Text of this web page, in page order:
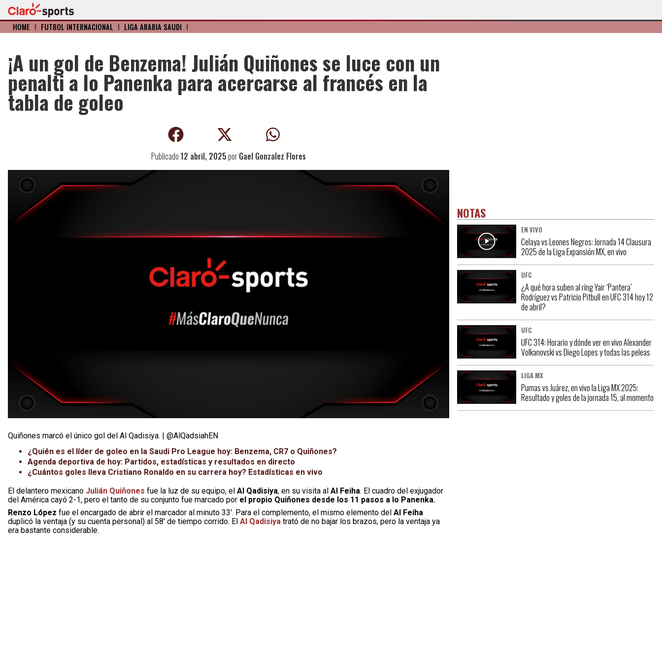
HOME I FÚTBOL INTERNACIONAL I LIGA ARABIA SAUDÍ I
¡A un gol de Benzema! Julián Quiñones se luce con un
penalti a lo Panenka para acercarse al francés en la
tabla de goleo
Publicado 12 abril, 2025porGael Gonzalez Flores
Quiñones marcó el único gol del Al Qadisiya. | @AlQadsiahEN
¿Quién es el líder de goleo en la Saudi Pro League hoy: Benzema, CR7 o Quiñones?
Agenda deportiva de hoy: Partidos, estadísticas y resultados en directo
¿Cuántos goles lleva Cristiano Ronaldo en su carrera hoy? Estadísticas en vivo
El delantero mexicano Julián Quiñones fue la luz de su equipo, el Al Qadisiya, en su visita al Al Feiha. El cuadro del exjugador
del América cayó 2-1, pero el tanto de su conjunto fue marcado por el propio Quiñones desde los 11 pasos a lo Panenka.
Renzo López fue el encargado de abrir el marcador al minuto 33′. Para el complemento, el mismo elemento del Al Feiha
duplicó la ventaja (y su cuenta personal) al 58′ de tiempo corrido. El Al Qadisiya trató de no bajar los brazos, pero la ventaja ya
era bastante considerable.
NOTAS
EN VIVO
Celaya vs Leones Negros: Jornada 14 Clausura
2025 de la Liga Expansión MX, en vivo
UFC
¿A qué hora suben al ring Yair ‘Pantera’
Rodríguez vs Patricio Pitbull en UFC 314 hoy 12
de abril?
UFC
UFC 314: Horario y dónde ver en vivo Alexander
Volkanovski vs Diego Lopes y todas las peleas
LIGA MX
Pumas vs Juárez, en vivo la Liga MX 2025:
Resultado y goles de la jornada 15, al momento